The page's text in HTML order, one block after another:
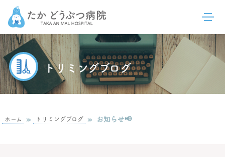
トリミングブログ
ホーム » トリミングブログ » お知らせ📢